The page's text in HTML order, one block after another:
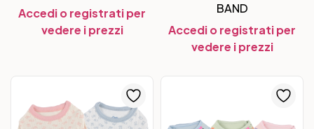
Accedi o registrati per
vedere i prezzi
BAND
Accedi o registrati per
vedere i prezzi